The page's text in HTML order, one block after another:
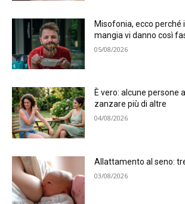
Misofonia, ecco perché
mangia vi danno così
05/08/2026
È vero: alcune persone
zanzare più di altre
04/08/2026
Allattamento al seno:
03/08/2026